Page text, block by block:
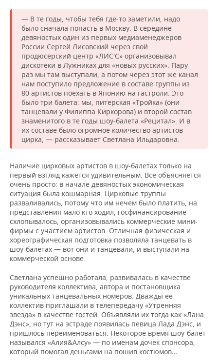
— В те годы, чтобы тебя где-то заметили, надо
было сначала попасть в Москву. В середине
девяностых один из первых медиаменеджеров
России Сергей Лисовский через свой
продюсерский центр «ЛИС'С» организовывал
дискотеки в Лужниках для «новых русских». Пару
раз мы там выступали, а потом через этот же канал
нам поступило предложение в составе группы из
80 артистов поехать в Японию на гастроли. Это
было три балета: мы, питерская «Тройка» (они
танцевали у Филиппа Киркорова) и второй состав
знаменитого в те годы шоу-балета «Рецитал». И в
их составе было огромное количество артистов
цирка, — рассказывает Светлана Ильдаровна.
Наличие цирковых артистов в шоу-балетах только на
первый взгляд кажется удивительным. Все объясняется
очень просто: в начале девяностых экономическая
ситуация была кошмарная. Цирковые труппы
разваливались, потому что им нечем было платить, на
представления мало кто ходил, госфинансирование
схлопывалось, организовывались коммерческие мини-
фирмы с участием артистов. Отличная физическая и
хореографическая подготовка позволяла танцевать в
шоу-балетах — вот они и танцевали, и выступали на
коммерческой основе.
Светлана успешно работала, развивалась в качестве
руководителя коллектива, автора и постановщика
уникальных танцевальных номеров. Дважды ее
коллектив приглашали в телепередачу «Утренняя
звезда» в качестве гостей. Объявляли их тогда как «Лана
Дэнс», но тут на эстраде появилась певица Лада Дэнс, и
пришлось переименоваться. Некоторое время шоу-балет
назывался «Алия&Алсу» — по именам дочек спонсора,
который помогал деньгами на пошив костюмов…